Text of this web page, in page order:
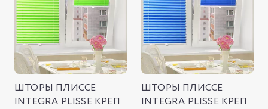
ШТОРЫ ПЛИССЕ
INTEGRA PLISSE КРЕП
ШТОРЫ ПЛИССЕ
INTEGRA PLISSE КРЕП